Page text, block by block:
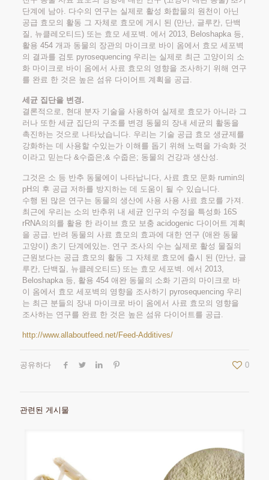
단계에 남아. 다수의 연구는 실제로 활성 화합물의 원천이 아닌
공급 효모의 활동 그 자체로 효모에 게시 된 (만난, 글루칸, 단백
질, 뉴클레오티드) 또는 효모 세포벽. 에서 2013, Beloshapka 등,
활용 454 개과 동물의 장관의 마이크로 바이 옴에서 효모 세포벽
의 결과를 검토 pyrosequencing 우리는 실제로 최근 고양이의 소
화 마이크로 바이 옴에서 사료 효모의 영향을 조사하기 위해 연구
를 완료 한 것은 높은 섬유 다이어트 계획을 공급.
세균 집단을 변경.
결론적으로, 현대 분자 기술을 사용하여 실제로 효모가 아니라 그
러나 또한 세균 집단의 구조를 변경 동물의 장내 세균의 활동을
촉진하는 것으로 나타났습니다. 우리는 기술 공급 효모 생균제를
강화하는 데 사용할 수있는가 이해를 돕기 위해 노력을 가속화 것
이라고 믿는다 &수줍은;& 수줍은; 동물의 건강과 생산성.
그것은 소 등 반추 동물에이 나타납니다, 사료 효모 문화 rumin의
pH의 후 공급 저하를 방지하는 데 도움이 될 수 있습니다.
수행 된 많은 연구는 동물의 생산에 사용 사용 사료 효모를 가져.
최근에 우리는 소의 반추위 내 세균 인구의 수정을 특성화 16S
rRNA의의를 활용 한 라이브 효모 보충 acidogenic 다이어트 계획
을 공급. 반려 동물의 사료 효모의 효과에 대한 연구 (애완 동물
고양이) 초기 단계에있는. 연구 조사의 수는 실제로 활성 물질의
근원보다는 공급 효모의 활동 그 자체로 효모에 출시 된 (만난, 글
루칸, 단백질, 뉴클레오티드) 또는 효모 세포벽. 에서 2013,
Beloshapka 등, 활용 454 애완 동물의 소화 기관의 마이크로 바
이 옴에서 효모 세포벽의 영향을 조사하기 pyrosequencing 우리
는 최근 분들의 장내 마이크로 바이 옴에서 사료 효모의 영향을
조사하는 연구를 완료 한 것은 높은 섬유 다이어트를 공급.
http://www.allaboutfeed.net/Feed-Additives/
공유하다 0
관련된 게시물